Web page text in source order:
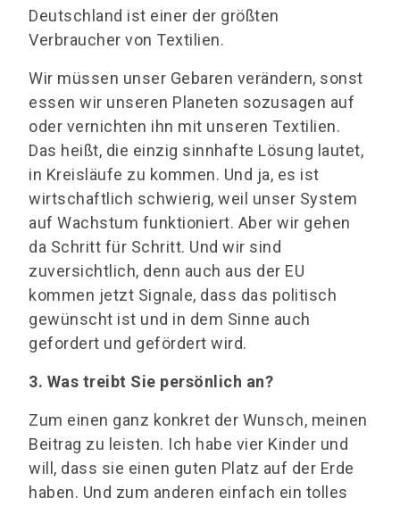
Deutschland ist einer der größten
Verbraucher von Textilien.
Wir müssen unser Gebaren verändern, sonst
essen wir unseren Planeten sozusagen auf
oder vernichten ihn mit unseren Textilien.
Das heißt, die einzig sinnhafte Lösung lautet,
in Kreisläufe zu kommen. Und ja, es ist
wirtschaftlich schwierig, weil unser System
auf Wachstum funktioniert. Aber wir gehen
da Schritt für Schritt. Und wir sind
zuversichtlich, denn auch aus der EU
kommen jetzt Signale, dass das politisch
gewünscht ist und in dem Sinne auch
gefordert und gefördert wird.
3. Was treibt Sie persönlich an?
Zum einen ganz konkret der Wunsch, meinen
Beitrag zu leisten. Ich habe vier Kinder und
will, dass sie einen guten Platz auf der Erde
haben. Und zum anderen einfach ein tolles